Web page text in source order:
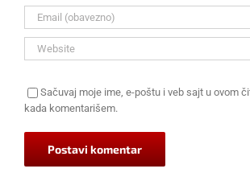
Sačuvaj moje ime, e-poštu i veb sajt u ovom
kada komentarišem.